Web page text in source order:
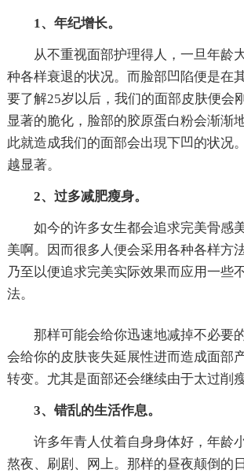
1、年纪增长。
从不重视面部护理得人，一旦年龄
种各样衰退的状况。而脸部凹陷便是在
要了解25岁以后，我们的面部皮肤便会
显著的脆化，脸部的胶原蛋白粉会渐渐
此就造成我们的面部会出現下凹的状况
越显著。
2、过多减肥瘦身。
如今的许多女生都会追求完美骨感
美啊。因而很多人便会采用各种各样方
乃至以便追求完美实际效果而应用一些
法。
那样可能会给你迅速地减掉不必要
会给你的皮肤丧失延展性进而造成面部
转变。尤其是面部还会继续由于太过削
3、错乱的生活作息。
许多年青人仗着自身身体好，年龄
熬夜、刷剧、网上。那样的昼夜颠倒的